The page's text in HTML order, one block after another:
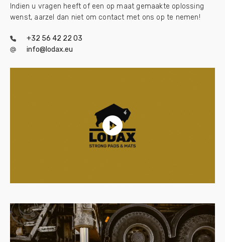
Indien u vragen heeft of een op maat gemaakte oplossing
wenst, aarzel dan niet om contact met ons op te nemen!
+32 56 42 22 03
info@lodax.eu